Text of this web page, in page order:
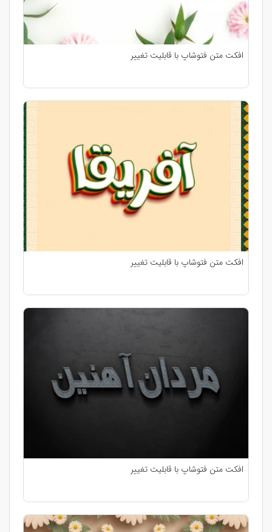
افکت متن فتوشاپ با قابلیت تغییر
افکت متن فتوشاپ با قابلیت تغییر
افکت متن فتوشاپ با قابلیت تغییر